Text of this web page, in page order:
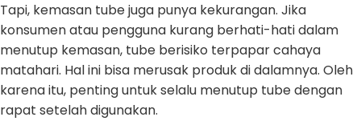
Tapi, kemasan tube juga punya kekurangan. Jika
konsumen atau pengguna kurang berhati-hati dalam
menutup kemasan, tube berisiko terpapar cahaya
matahari. Hal ini bisa merusak produk di dalamnya. Oleh
karena itu, penting untuk selalu menutup tube dengan
rapat setelah digunakan.